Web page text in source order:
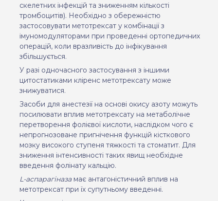
скелетних інфекцій та зниженням кількості
тромбоцитів). Необхідно з обережністю
застосовувати метотрексат у комбінації з
імуномодуляторами при проведенні ортопедичних
операцій, коли вразливість до інфікування
збільшується.
У разі одночасного застосування з іншими
цитостатиками кліренс метотрексату може
знижуватися.
Засоби для анестезії на основі окису азоту можуть
посилювати вплив метотрексату на метаболічне
перетворення фолієвої кислоти, наслідком чого є
непрогнозоване пригнічення функцій кісткового
мозку високого ступеня тяжкості та стоматит. Для
зниження інтенсивності таких явищ необхідне
введення фолінату кальцію.
L-аспарагіназамає антагоністичний вплив на
метотрексат при їх супутньому введенні.